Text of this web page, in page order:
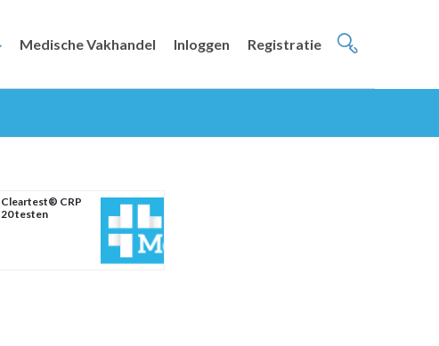
Medische Vakhandel Inloggen Registratie
Cleartest® CRP
20 testen